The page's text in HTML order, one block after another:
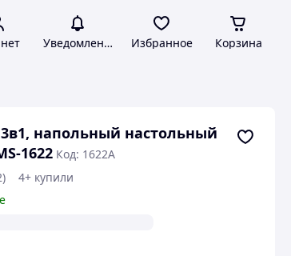
Уведомления Избранное Корзина
напольный настольный
1622 Код: 1622A
4+ купили